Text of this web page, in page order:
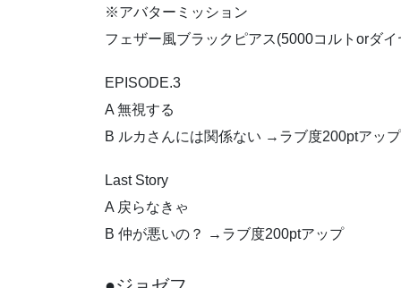
※アバターミッション
フェザー風ブラックピアス(5000コルトorダイ
EPISODE.3
A 無視する
B ルカさんには関係ない →ラブ度200ptアップ
Last Story
A 戻らなきゃ
B 仲が悪いの？ →ラブ度200ptアップ